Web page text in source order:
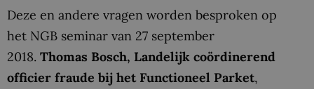
Deze en andere vragen worden besproken op
het NGB seminar van 27 september
2018. Thomas Bosch, Landelijk coördinerend
officier fraude bij het Functioneel Parket,